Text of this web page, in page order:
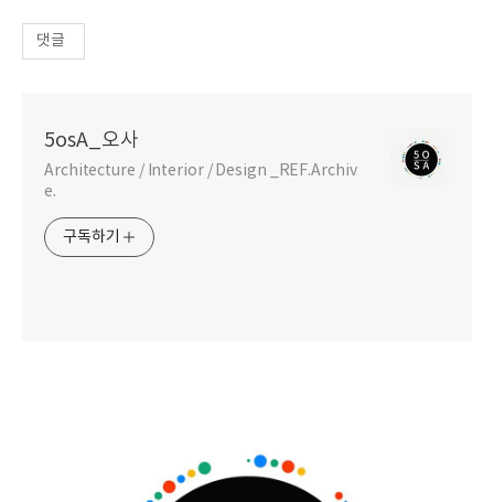
댓글
5osA_오사
Architecture / Interior / Design _REF.Archiv
e.
구독하기